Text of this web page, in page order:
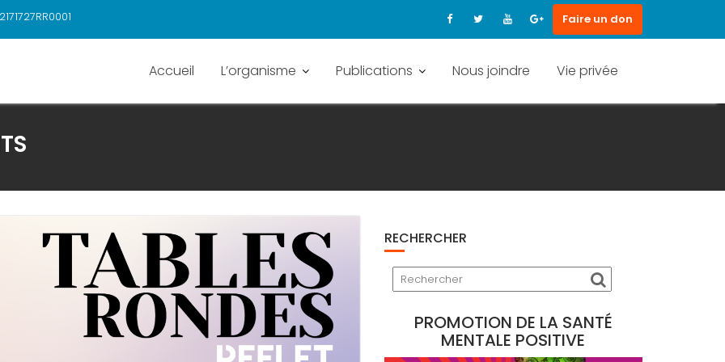
Faire un don
Accueil L’organisme Publications Nous joindre Vie privée
RECHERCHER
PROMOTION DE LA SANTÉ
MENTALE POSITIVE